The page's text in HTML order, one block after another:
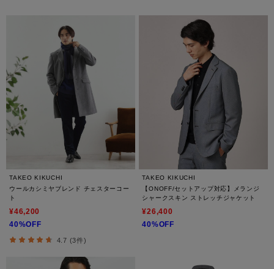
TAKEO KIKUCHI
ウールカシミヤブレンド チェスターコー
ト
¥46,200
40%OFF
4.7 (3件)
TAKEO KIKUCHI
【ONOFF/セットアップ対応】メランジ
シャークスキン ストレッチジャケット
¥26,400
40%OFF